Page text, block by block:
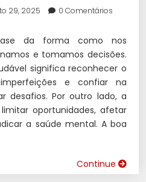
29, 2025
0 Comentários
da forma como nos
e tomamos decisões.
significa reconhecer o
e confiar na
desafios. Por outro lado, a
oportunidades, afetar
a saúde mental. A boa
Continue